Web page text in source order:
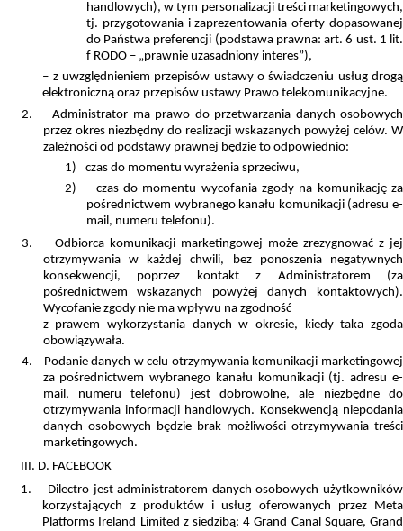
handlowych), w tym personalizacji treści marketingowych,
tj. przygotowania i zaprezentowania oferty dopasowanej
do Państwa preferencji (podstawa prawna: art. 6 ust. 1 lit.
f RODO – „prawnie uzasadniony interes”),
– z uwzględnieniem przepisów ustawy o świadczeniu usług drogą
elektroniczną oraz przepisów ustawy Prawo telekomunikacyjne.
2.
Administrator ma prawo do przetwarzania danych osobowych
przez okres niezbędny do realizacji wskazanych powyżej celów. W
zależności od podstawy prawnej będzie to odpowiednio:
1)
czas do momentu wyrażenia sprzeciwu,
2)
czas do momentu wycofania zgody na komunikację za
pośrednictwem wybranego kanału komunikacji (adresu e-
mail, numeru telefonu).
3.
Odbiorca komunikacji marketingowej może zrezygnować z jej
otrzymywania w każdej chwili, bez ponoszenia negatywnych
konsekwencji, poprzez kontakt z Administratorem (za
pośrednictwem wskazanych powyżej danych kontaktowych).
Wycofanie zgody nie ma wpływu na zgodność
z prawem wykorzystania danych w okresie, kiedy taka zgoda
obowiązywała.
4.
Podanie danych w celu otrzymywania komunikacji marketingowej
za pośrednictwem wybranego kanału komunikacji (tj. adresu e-
mail, numeru telefonu) jest dobrowolne, ale niezbędne do
otrzymywania informacji handlowych. Konsekwencją niepodania
danych osobowych będzie brak możliwości otrzymywania treści
marketingowych.
III. D. FACEBOOK
1.
Dilectro jest administratorem danych osobowych użytkowników
korzystających z produktów i usług oferowanych przez Meta
Platforms Ireland Limited z siedzibą: 4 Grand Canal Square, Grand